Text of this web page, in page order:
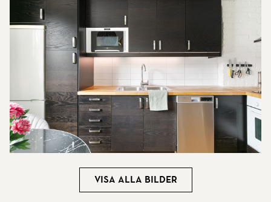
Visa alla bilder